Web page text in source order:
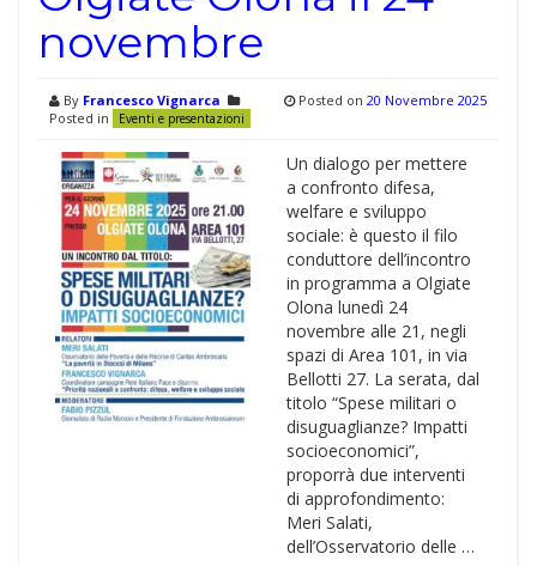
novembre
By Francesco Vignarca
Posted in
Eventi e presentazioni
Posted on 20 Novembre 2025
Un dialogo per mettere
a confronto difesa,
welfare e sviluppo
sociale: è questo il filo
conduttore dell’incontro
in programma a Olgiate
Olona lunedì 24
novembre alle 21, negli
spazi di Area 101, in via
Bellotti 27. La serata, dal
titolo “Spese militari o
disuguaglianze? Impatti
socioeconomici”,
proporrà due interventi
di approfondimento:
Meri Salati,
dell’Osservatorio delle …